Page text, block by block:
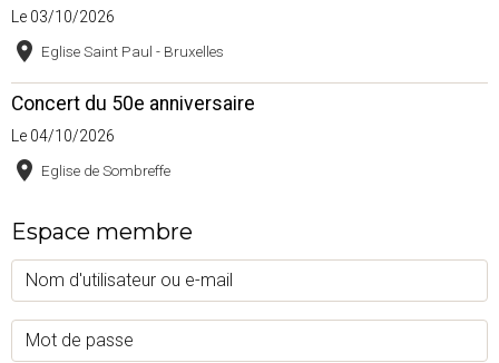
Le 03/10/2026
Eglise Saint Paul - Bruxelles
Concert du 50e anniversaire
Le 04/10/2026
Eglise de Sombreffe
Espace membre